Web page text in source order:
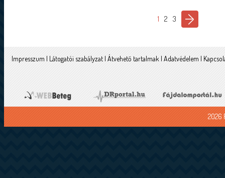
1 2 3
Impresszum | Látogatói szabályzat | Átvehető tartalmak | Adatvédelem |
2026